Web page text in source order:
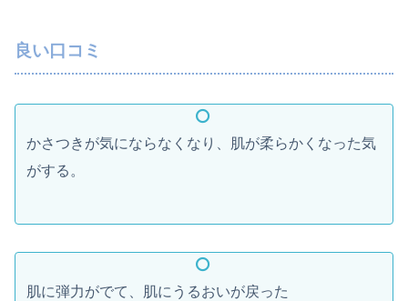
良い口コミ
かさつきが気にならなくなり、肌が柔らかくなった気
がする。
肌に弾力がでて、肌にうるおいが戻った